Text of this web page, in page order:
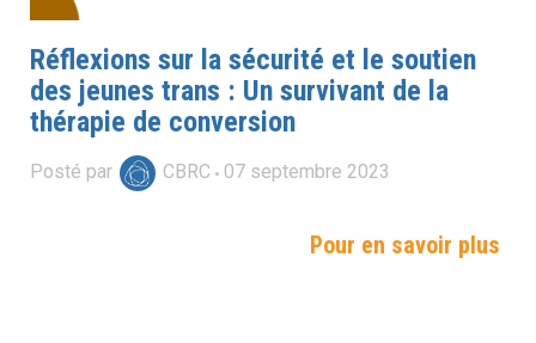
Réflexions sur la sécurité et le soutien
des jeunes trans : Un survivant de la
thérapie de conversion
Posté par CBRC 07 septembre 2023
Pour en savoir plus